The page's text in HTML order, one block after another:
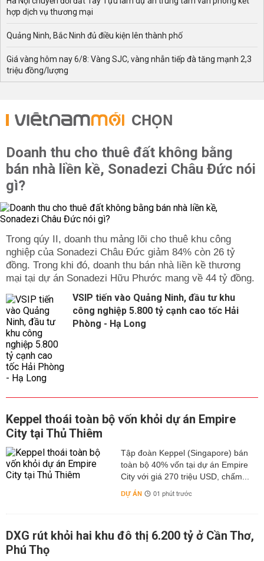
hợp dịch vụ thương mại
Quảng Ninh, Bắc Ninh đủ điều kiện lên thành phố
Giá vàng hôm nay 6/8: Vàng SJC, vàng nhẫn tiếp đà tăng mạnh 2,3
triệu đồng/lượng
CHỌN
Doanh thu cho thuê đất không bằng
bán nhà liền kề, Sonadezi Châu Đức nói
gì?
Trong qúy II, doanh thu mảng lõi cho thuê khu công
nghiệp của Sonadezi Châu Đức giảm 84% còn 26 tỷ
đồng. Trong khi đó, doanh thu bán nhà liền kề thương
mại tại dự án Sonadezi Hữu Phước mang về 44 tỷ đồng.
VSIP tiến vào Quảng Ninh, đầu tư khu
công nghiệp 5.800 tỷ cạnh cao tốc Hải
Phòng - Hạ Long
Keppel thoái toàn bộ vốn khỏi dự án Empire
City tại Thủ Thiêm
Tập đoàn Keppel (Singapore) bán
toàn bộ 40% vốn tại dự án Empire
City với giá 270 triệu USD, chấm...
DỰ ÁN 01 phút trước
DXG rút khỏi hai khu đô thị 6.200 tỷ ở Cần Thơ,
Phú Thọ